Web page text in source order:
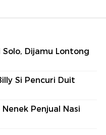
Dijamu Lontong
Si Pencuri Duit
Penjual Nasi